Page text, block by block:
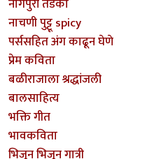
नागपुरी तडका
नाचणी पुट्टू spicy
पर्ससहित अंग काढून घेणे
प्रेम कविता
बळीराजाला श्रद्धांजली
बालसाहित्य
भक्ति गीत
भावकविता
भिजून भिजून गात्री